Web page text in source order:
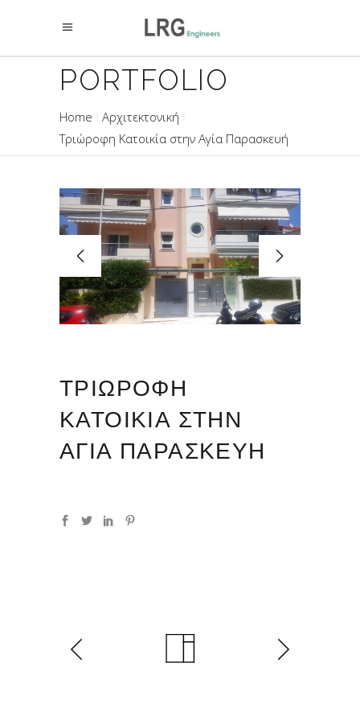
PORTFOLIO
Home
Αρχιτεκτονική
Τριώροφη Κατοικία στην Αγία Παρασκευή
ΤΡΙΩΡΟΦΗ
ΚΑΤΟΙΚΙΑ ΣΤΗΝ
ΑΓΙΑ ΠΑΡΑΣΚΕΥΗ